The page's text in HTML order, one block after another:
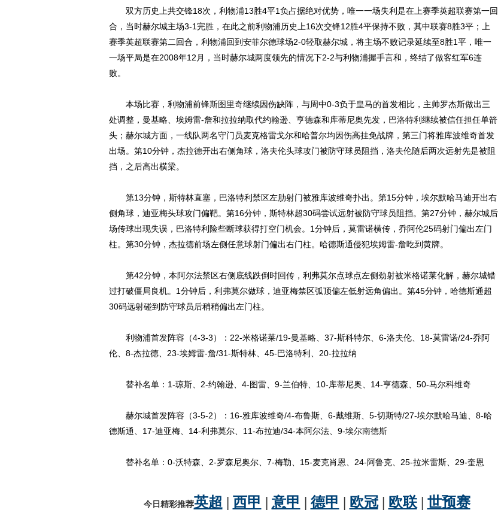
双方历史上共交锋18次，利物浦13胜4平1负占据绝对优势，唯一一场失利是在上赛季英超联赛第一回
合，当时赫尔城主场3-1完胜，在此之前利物浦历史上16次交锋12胜4平保持不败，其中联赛8胜3平；上
赛季英超联赛第二回合，利物浦回到安菲尔德球场2-0轻取赫尔城，将主场不败记录延续至8胜1平，唯一
一场平局是在2008年12月，当时赫尔城两度领先的情况下2-2与利物浦握手言和，终结了做客红军6连
败。
本场比赛，利物浦前锋斯图里奇继续因伤缺阵，与周中0-3负于皇马的首发相比，主帅罗杰斯做出三
处调整，曼基略、埃姆雷-詹和拉拉纳取代约翰逊、亨德森和库蒂尼奥先发， 巴洛特利 继续被信任担任单箭
头；赫尔城方面，一线队两名守门员麦克格雷戈尔和哈普尔均因伤高挂免战牌，第三门将雅库波维奇首发
出场。第10分钟， 杰拉德开出右侧角球，洛夫伦头球攻门被防守球员阻挡，洛夫伦随后两次远射先是被阻
挡，之后高出横梁。
第13分钟，斯特林直塞，巴洛特利禁区左肋射门被雅库波维奇扑出。第15分钟，埃尔默哈马迪开出右
侧角球，迪亚梅头球攻门偏靶。第16分钟，斯特林超30码尝试远射被防守球员阻挡。第27分钟，赫尔城后
场传球出现失误，巴洛特利险些断球获得打空门机会。1分钟后，莫雷诺横传，乔阿伦25码射门偏出左门
柱。第30分钟，杰拉德前场左侧任意球射门偏出右门柱。哈德斯通侵犯埃姆雷-詹吃到黄牌。
第42分钟，本阿尔法禁区右侧底线跌倒时回传，利弗莫尔点球点左侧劲射被米格诺莱化解，赫尔城错
过打破僵局良机。1分钟后，利弗莫尔做球，迪亚梅禁区弧顶偏左低射远角偏出。第45分钟，哈德斯通超
30码远射碰到防守球员后稍稍偏出左门柱。
利物浦首发阵容（4-3-3）：22-米格诺莱/19-曼基略、37-斯科特尔、6-洛夫伦、18-莫雷诺/24-乔阿
伦、8-杰拉德、23-埃姆雷-詹/31-斯特林、45-巴洛特利、20-拉拉纳
替补名单：1-琼斯、2-约翰逊、4-图雷、9-兰伯特、10-库蒂尼奥、14-亨德森、50-马尔科维奇
赫尔城首发阵容（3-5-2）：16-雅库波维奇/4-布鲁斯、6-戴维斯、5-切斯特/27-埃尔默哈马迪、8-哈
德斯通、17-迪亚梅、14-利弗莫尔、11-布拉迪/34-本阿尔法、9-埃尔南德斯
替补名单：0-沃特森、2-罗森尼奥尔、7-梅勒、15-麦克肖恩、24-阿鲁克、25-拉米雷斯、29-奎恩